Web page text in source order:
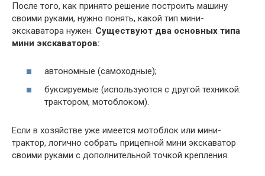
После того, как принято решение построить машину
своими руками, нужно понять, какой тип мини-
экскаватора нужен. Существуют два основных типа
мини экскаваторов:
автономные (самоходные);
буксируемые (используются с другой техникой:
трактором, мотоблоком).
Если в хозяйстве уже имеется мотоблок или мини-
трактор, логично собрать прицепной мини экскаватор
своими руками с дополнительной точкой крепления.